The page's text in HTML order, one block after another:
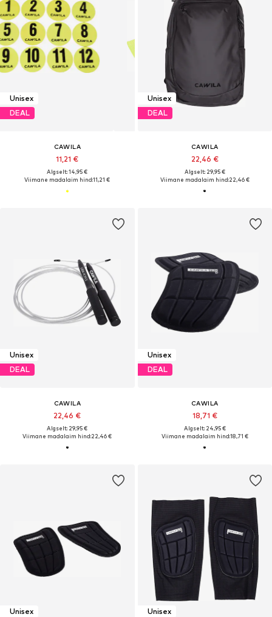
Unisex
DEAL
CAWILA
11,21 €
Algselt: 14,95 €
Viimane madalaim hind:11,21 €
Unisex
DEAL
CAWILA
22,46 €
Algselt: 29,95 €
Viimane madalaim hind:22,46 €
Unisex
DEAL
CAWILA
22,46 €
Algselt: 29,95 €
Viimane madalaim hind:22,46 €
Unisex
DEAL
CAWILA
18,71 €
Algselt: 24,95 €
Viimane madalaim hind:18,71 €
Unisex
Unisex